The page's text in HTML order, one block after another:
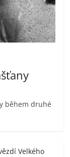
během druhé
Velkého